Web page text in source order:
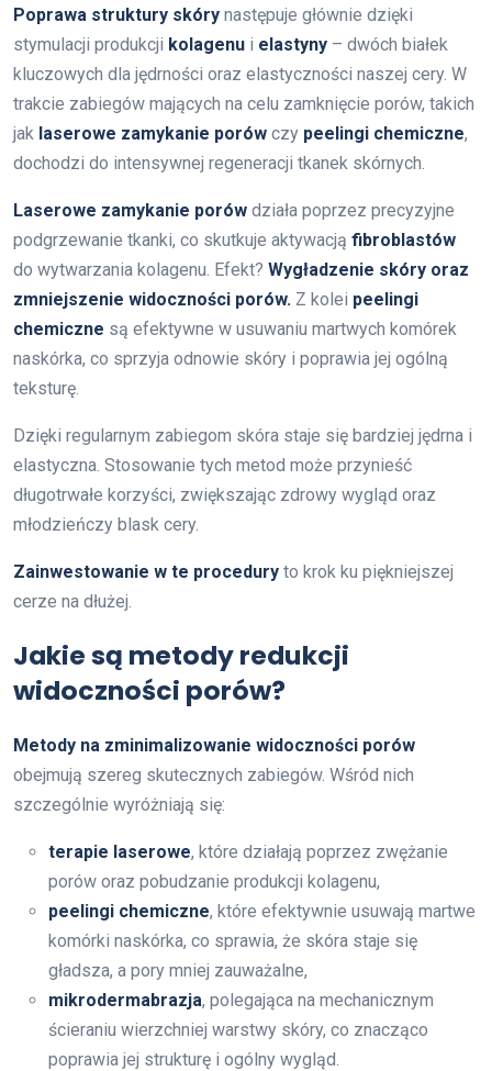
Poprawa struktury skóry następuje głównie dzięki
stymulacji produkcji kolagenu i elastyny – dwóch białek
kluczowych dla jędrności oraz elastyczności naszej cery. W
trakcie zabiegów mających na celu zamknięcie porów, takich
jak laserowe zamykanie porów czy peelingi chemiczne,
dochodzi do intensywnej regeneracji tkanek skórnych.
Laserowe zamykanie porów działa poprzez precyzyjne
podgrzewanie tkanki, co skutkuje aktywacją fibroblastów
do wytwarzania kolagenu. Efekt? Wygładzenie skóry oraz
zmniejszenie widoczności porów. Z kolei peelingi
chemiczne są efektywne w usuwaniu martwych komórek
naskórka, co sprzyja odnowie skóry i poprawia jej ogólną
teksturę.
Dzięki regularnym zabiegom skóra staje się bardziej jędrna i
elastyczna. Stosowanie tych metod może przynieść
długotrwałe korzyści, zwiększając zdrowy wygląd oraz
młodzieńczy blask cery.
Zainwestowanie w te procedury to krok ku piękniejszej
cerze na dłużej.
Jakie są metody redukcji
widoczności porów?
Metody na zminimalizowanie widoczności porów
obejmują szereg skutecznych zabiegów. Wśród nich
szczególnie wyróżniają się:
terapie laserowe, które działają poprzez zwężanie
porów oraz pobudzanie produkcji kolagenu,
peelingi chemiczne, które efektywnie usuwają martwe
komórki naskórka, co sprawia, że skóra staje się
gładsza, a pory mniej zauważalne,
mikrodermabrazja, polegająca na mechanicznym
ścieraniu wierzchniej warstwy skóry, co znacząco
poprawia jej strukturę i ogólny wygląd.